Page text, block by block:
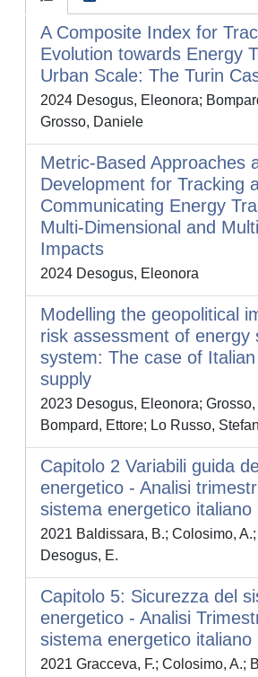
A Composite Index for
Evolution towards Energy
Urban Scale: The Turin
2024 Desogus, Eleonora;
Grosso, Daniele
Metric-Based Approaches
Development for Tracking
Communicating Energy
Multi-Dimensional and
Impacts
2024 Desogus, Eleonora
Modelling the geopolitical
risk assessment of energy
system: The case of Italian
supply
2023 Desogus, Eleonora;
Bompard, Ettore; Lo Russo,
Capitolo 2 Variabili guida
energetico - Analisi
sistema energetico italiano
2021 Baldissara, B.; Colosimo, A.;
Desogus, E.
Capitolo 5: Sicurezza del
energetico - Analisi
sistema energetico italiano
2021 Gracceva, F.; Colosimo, A.;